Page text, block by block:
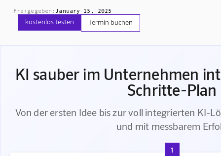
Freigegeben: January 15, 2025
kostenlos testen Termin buchen
KI sauber im Unternehmen
Schritte-Plan
Von der ersten Idee bis zur voll integrierten KI-
und mit messbarem
1